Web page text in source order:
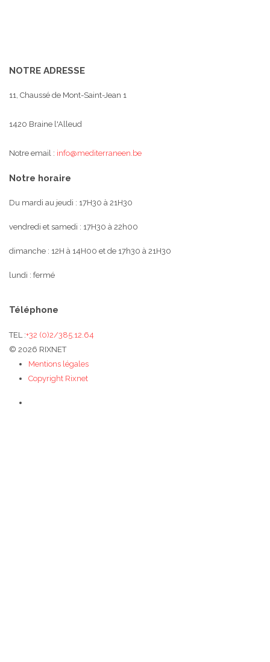
NOTRE ADRESSE
11, Chaussé de Mont-Saint-Jean 1
1420 Braine l'Alleud
Notre email : info@mediterraneen.be
Notre horaire
Du mardi au jeudi : 17H30 à 21H30
vendredi et samedi : 17H30 à 22h00
dimanche : 12H à 14H00 et de 17h30 à 21H30
lundi : fermé
Téléphone
TEL :+32 (0)2/385.12.64
© 2026 RIXNET
Mentions légales
Copyright Rixnet